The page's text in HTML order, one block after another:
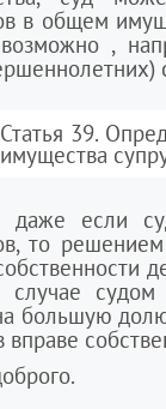
в общем
,
Статья 39.
имущества
даже если
то
случае судом
большую
вправе